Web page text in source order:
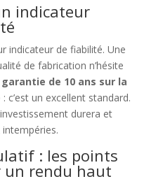
indicateur
indicateur de fiabilité. Une
de fabrication n’hésite
garantie de 10 ans sur la
: c’est un excellent standard.
durera et
: les points
un rendu haut